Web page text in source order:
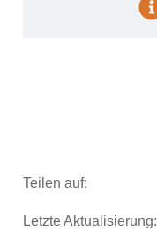
Teilen auf:
Letzte Aktualisierung: